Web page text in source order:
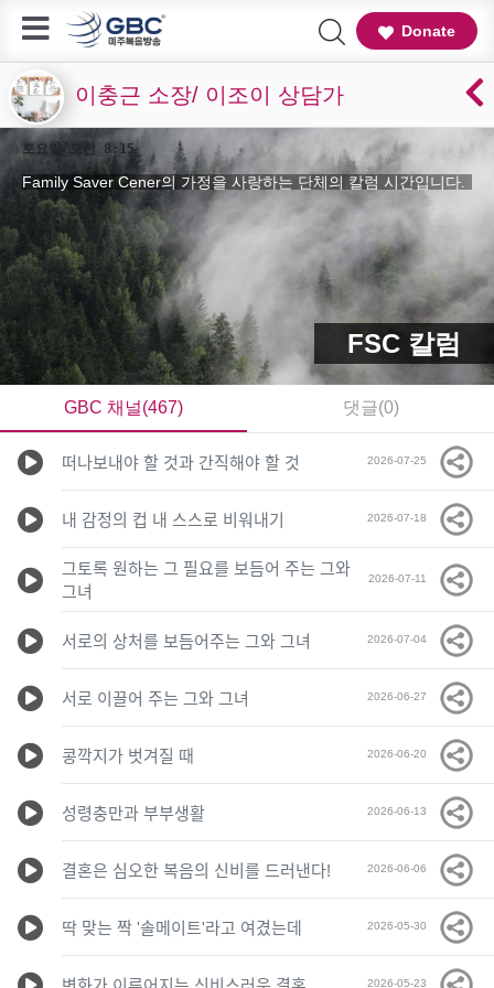
Donate
이충근 소장/ 이조이 상담가
FSC 칼럼
토요일 오전 8:15
Family Saver Cener의 가정을 사랑하는 단체의 칼럼 시간입니다.
GBC 채널(467) 댓글(0)
떠나보내야 할 것과 간직해야 할 것 2026-07-25
내 감정의 컵 내 스스로 비워내기 2026-07-18
그토록 원하는 그 필요를 보듬어 주는 그와
그녀
2026-07-11
서로의 상처를 보듬어주는 그와 그녀 2026-07-04
서로 이끌어 주는 그와 그녀 2026-06-27
콩깍지가 벗겨질 때 2026-06-20
성령충만과 부부생활 2026-06-13
결혼은 심오한 복음의 신비를 드러낸다! 2026-06-06
딱 맞는 짝 '솔메이트'라고 여겼는데 2026-05-30
2026-05-23